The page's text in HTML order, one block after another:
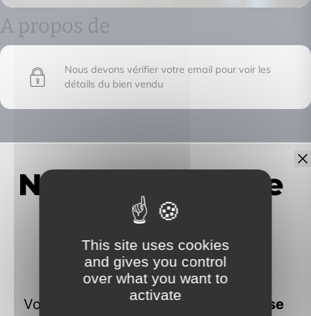
A propos de
Nous devons vérifier votre email pour voir les
détails du bien vendu
IMMOFRONTIERE
This site uses cookies
and gives you control
over what you want to
activate